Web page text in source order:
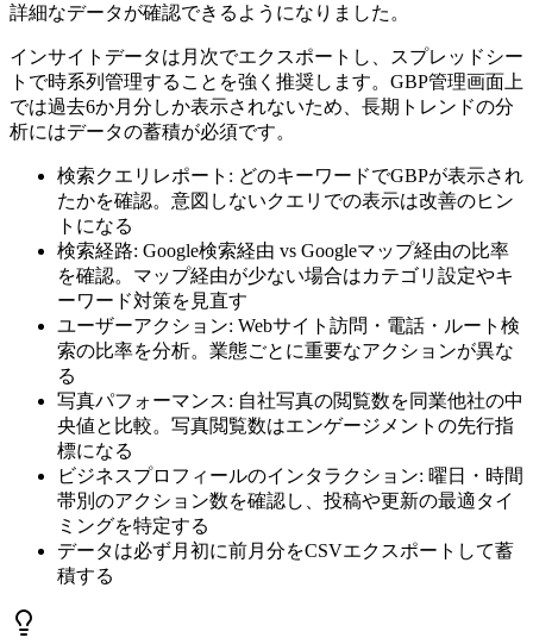
詳細なデータが確認できるようになりました。
インサイトデータは月次でエクスポートし、スプレッドシー
トで時系列管理することを強く推奨します。GBP管理画面上
では過去6か月分しか表示されないため、長期トレンドの分
析にはデータの蓄積が必須です。
検索クエリレポート: どのキーワードでGBPが表示され
たかを確認。意図しないクエリでの表示は改善のヒン
トになる
検索経路: Google検索経由 vs Googleマップ経由の比率
を確認。マップ経由が少ない場合はカテゴリ設定やキ
ーワード対策を見直す
ユーザーアクション: Webサイト訪問・電話・ルート検
索の比率を分析。業態ごとに重要なアクションが異な
る
写真パフォーマンス: 自社写真の閲覧数を同業他社の中
央値と比較。写真閲覧数はエンゲージメントの先行指
標になる
ビジネスプロフィールのインタラクション: 曜日・時間
帯別のアクション数を確認し、投稿や更新の最適タイ
ミングを特定する
データは必ず月初に前月分をCSVエクスポートして蓄
積する